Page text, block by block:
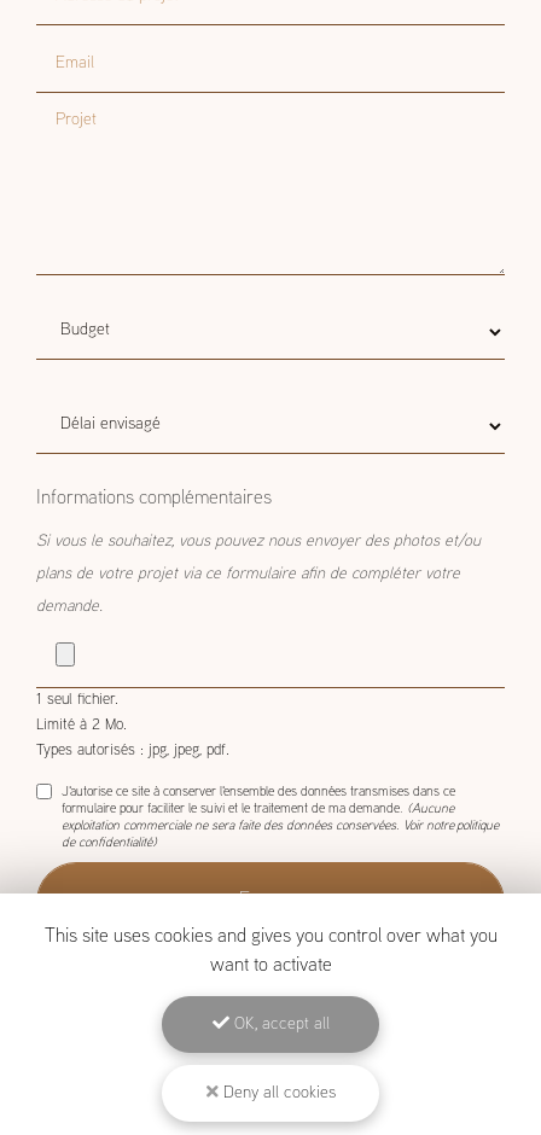
Email
Projet
Budget
estimatif
Budget estimatif
Délai
envisagé
Délai envisagé
Informations complémentaires
Si vous le souhaitez, vous pouvez nous envoyer des photos et/ou
plans de votre projet via ce formulaire afin de compléter votre
demande.
1 seul fichier.
Limité à 2 Mo.
Types autorisés : jpg, jpeg, pdf.
J'autorise ce site à conserver l'ensemble des données transmises dans ce
formulaire pour faciliter le suivi et le traitement de ma demande.
(Aucune
exploitation commerciale ne sera faite des données conservées. Voir notre politique
de confidentialité)
Plan du site -Liens utiles
This site uses cookies and gives you control over what you
want to activate
OK, accept all
Deny all cookies